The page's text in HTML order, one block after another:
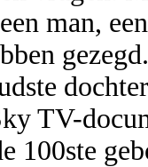
man,
TV-
100ste